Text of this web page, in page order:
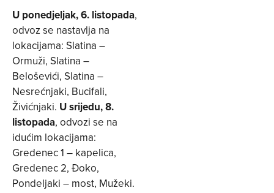
U ponedjeljak, 6. listopada,
odvoz se nastavlja na
lokacijama: Slatina –
Ormuži, Slatina –
Beloševići, Slatina –
Nesrećnjaki, Bucifali,
Živićnjaki. U srijedu, 8.
listopada, odvozi se na
idućim lokacijama:
Gredenec 1 – kapelica,
Gredenec 2, Đoko,
Pondeljaki – most, Mužeki.